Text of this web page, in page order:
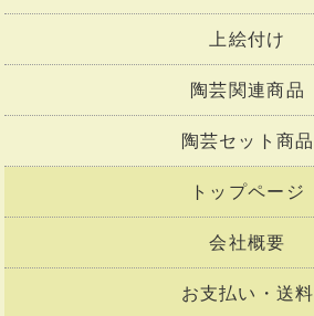
上絵付け
陶芸関連商品
陶芸セット商品
トップページ
会社概要
お支払い・送料